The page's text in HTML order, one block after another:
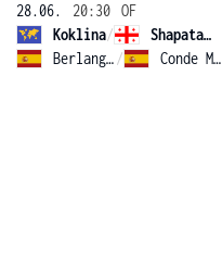
28.06.
20:30 OF
Koklina/
Shapatava
Berlanga Bandera / Conde Monfort